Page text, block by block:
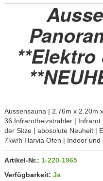
Aussensauna | 2.76m x 2.20m
36 Infrarotheizstrahler |
der Sitze | abosolute Neuheit |
7kw/h Harvia Ofen | Indoor und
Artikel-Nr.: 1-220-1965
Verfügbarkeit: Ja